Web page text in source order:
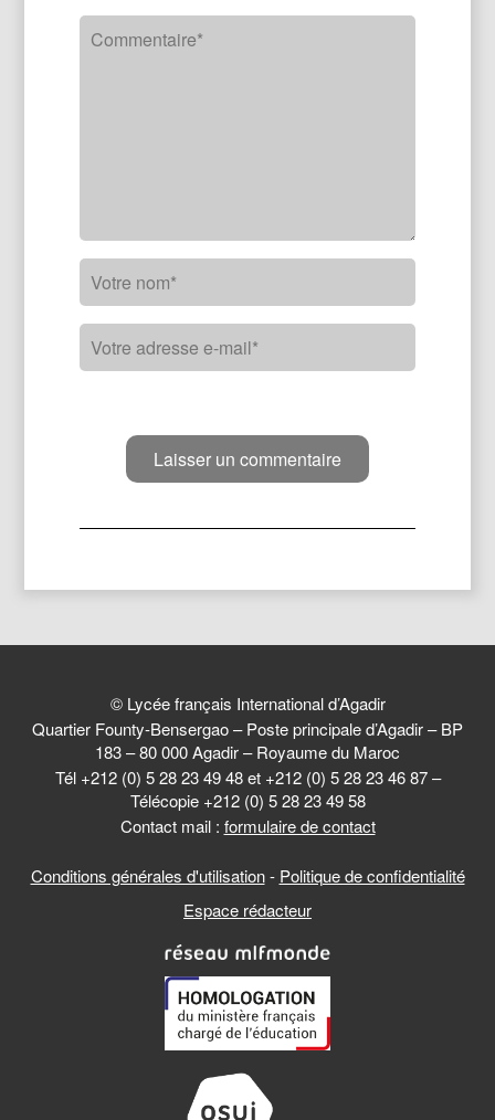
© Lycée français International d’Agadir
Quartier Founty-Bensergao – Poste principale d’Agadir – BP
183 – 80 000 Agadir – Royaume du Maroc
Tél +212 (0) 5 28 23 49 48 et +212 (0) 5 28 23 46 87 –
Télécopie +212 (0) 5 28 23 49 58
Contact mail : formulaire de contact
Conditions générales d'utilisation- Politique de confidentialité
Espace rédacteur